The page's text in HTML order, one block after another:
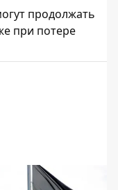
продолжать
при потере